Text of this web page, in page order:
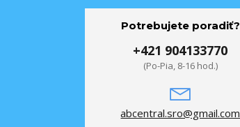
Potrebujete poradiť?
+421 904133770
(Po-Pia, 8-16 hod.)
abcentral.sro@gmail.com